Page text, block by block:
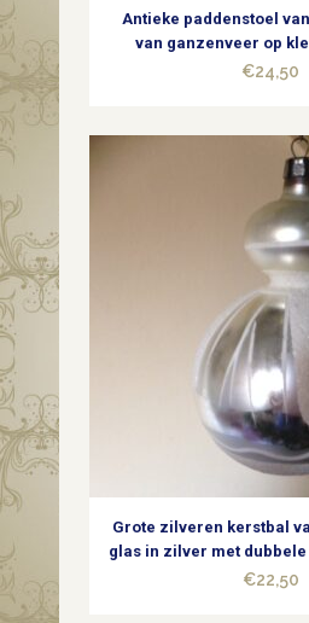
Antieke paddenstoel
van ganzenveer op
€24,50
Grote zilveren kerstbal
glas in zilver met dubbele
€22,50